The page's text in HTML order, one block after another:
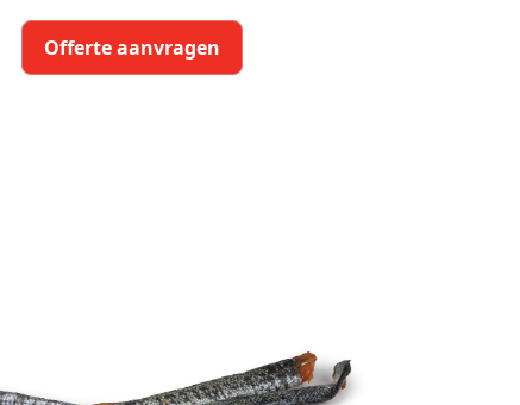
Offerte aanvragen